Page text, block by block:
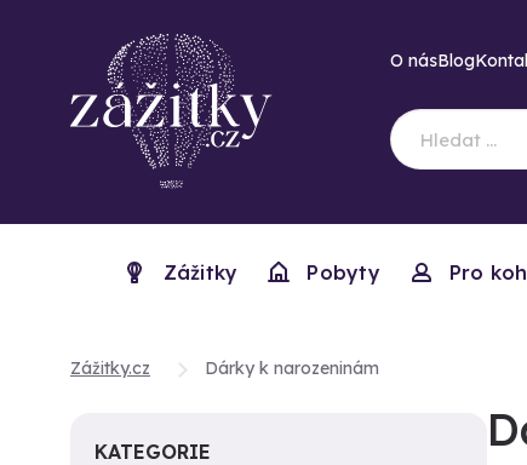
O násBlog
Zážitky Pobyty Pro
Zážitky.cz Dárky k narozeninám
KATEGORIE